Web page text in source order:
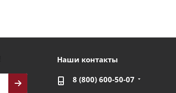
Наши контакты
8 (800) 600-50-07